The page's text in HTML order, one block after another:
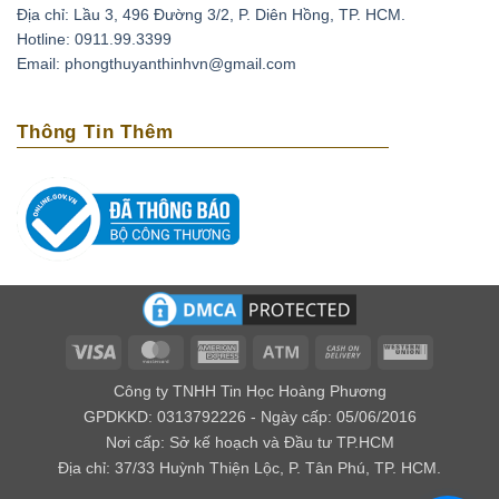
Thạch anh tím có thể xoa dịu những cơn đau đầu do
căng thẳng, stress bằng cách đặt chúng lên trán. Ngoài
ra loại đá này còn có tác dụng phục hồi tuần hoàn máu,
mạch máu não.
từ tiếng Hy lạp là amethytos, nó có nghĩa là không say.
Vì vậy người xưa thường dùng loại đá quý này để giải
độc rượu và các loại chất độc khác. Nếu bạn bỏ viên đá
này trong nguồn nước uống, điều kỳ diệu sẽ xảy ra đó
là chúng mang lại năng lượng tốt cho nguồn nước.
Về mặt tâm linh
Theo kinh Vê Đa của Ấn Độ, người ta cho rằng thạch
anh tím có khả năng giúp kiểm soát được cảm xúc, xoa
dịu âu lo, làm cho con người có ý nghĩa tốt lành.
Đối với các nhà trường sinh học thì lại cho rằng đây là
Địa chỉ: Lầu 3, 496 Đường 3/2, P. Diên Hồng, TP. HCM.
Hotline: 0911.99.3399
Email: phongthuyanthinhvn@gmail.com
Thông Tin Thêm
Visa MasterCardAmerican
Atm
Cash
Delivery
Western
Công ty TNHH Tin Học Hoàng Phương
GPDKKD: 0313792226 - Ngày cấp: 05/06/2016
Nơi cấp: Sở kế hoạch và Đầu tư TP.HCM
Địa chỉ: 37/33 Huỳnh Thiện Lộc, P. Tân Phú, TP. HCM.